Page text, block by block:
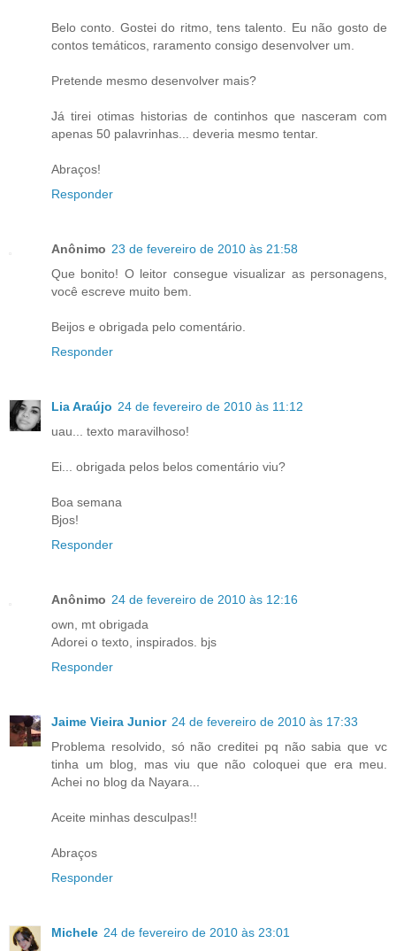
Belo conto. Gostei do ritmo, tens talento. Eu não gosto de
contos temáticos, raramento consigo desenvolver um.
Pretende mesmo desenvolver mais?
Já tirei otimas historias de continhos que nasceram com
apenas 50 palavrinhas... deveria mesmo tentar.
Abraços!
Responder
Anônimo 23 de fevereiro de 2010 às 21:58
Que bonito! O leitor consegue visualizar as personagens,
você escreve muito bem.
Beijos e obrigada pelo comentário.
Responder
Lia Araújo 24 de fevereiro de 2010 às 11:12
uau... texto maravilhoso!
Ei... obrigada pelos belos comentário viu?
Boa semana
Bjos!
Responder
Anônimo 24 de fevereiro de 2010 às 12:16
own, mt obrigada
Adorei o texto, inspirados. bjs
Responder
Jaime Vieira Junior 24 de fevereiro de 2010 às 17:33
Problema resolvido, só não creditei pq não sabia que vc
tinha um blog, mas viu que não coloquei que era meu.
Achei no blog da Nayara...
Aceite minhas desculpas!!
Abraços
Responder
Michele 24 de fevereiro de 2010 às 23:01